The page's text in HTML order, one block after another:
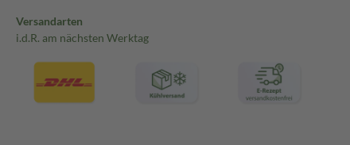
Versandarten
i.d.R. am nächsten Werktag